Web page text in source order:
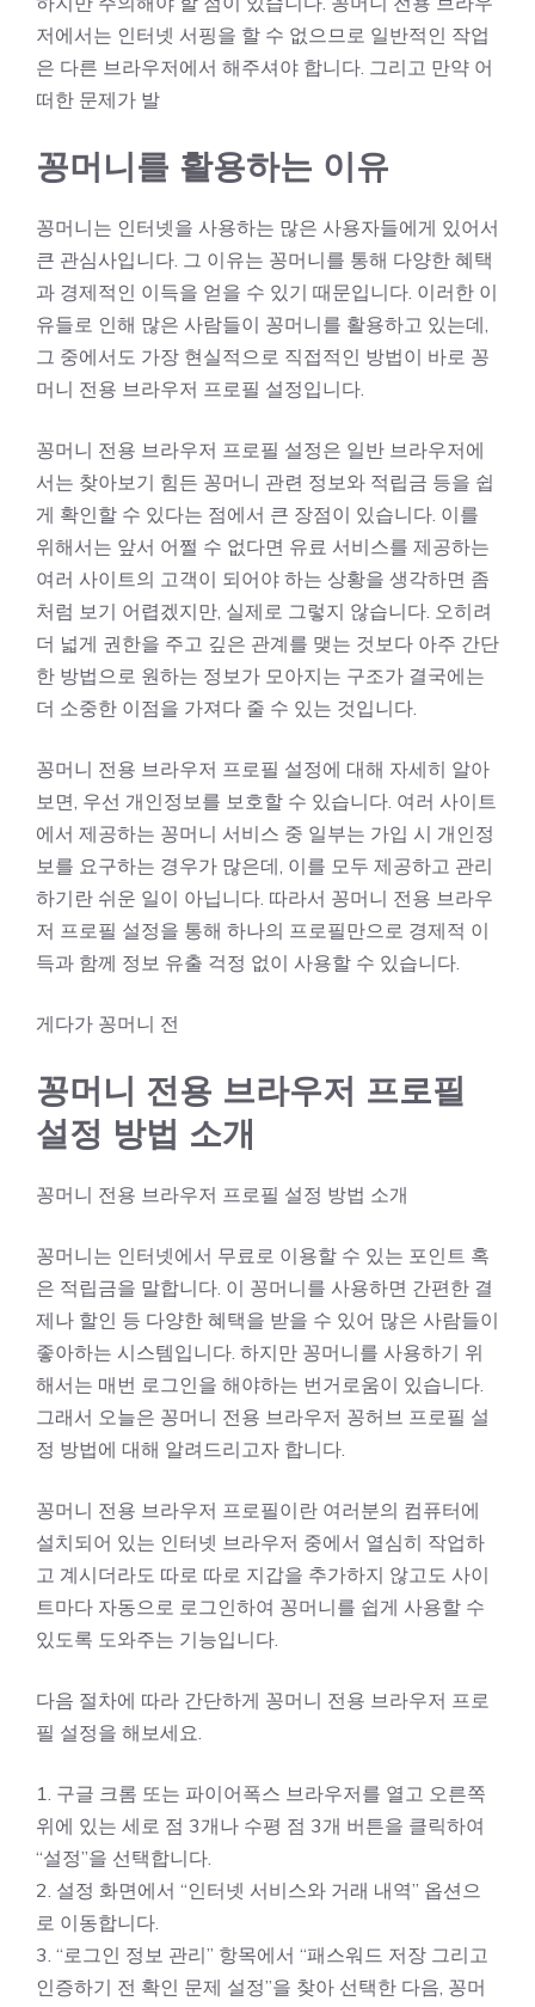
저에서는 인터넷 서핑을 할 수 없으므로 일반적인 작업
은 다른 브라우저에서 해주셔야 합니다. 그리고 만약 어
떠한 문제가 발
꽁머니를 활용하는 이유
꽁머니는 인터넷을 사용하는 많은 사용자들에게 있어서
큰 관심사입니다. 그 이유는 꽁머니를 통해 다양한 혜택
과 경제적인 이득을 얻을 수 있기 때문입니다. 이러한 이
유들로 인해 많은 사람들이 꽁머니를 활용하고 있는데,
그 중에서도 가장 현실적으로 직접적인 방법이 바로 꽁
머니 전용 브라우저 프로필 설정입니다.
꽁머니 전용 브라우저 프로필 설정은 일반 브라우저에
서는 찾아보기 힘든 꽁머니 관련 정보와 적립금 등을 쉽
게 확인할 수 있다는 점에서 큰 장점이 있습니다. 이를
위해서는 앞서 어쩔 수 없다면 유료 서비스를 제공하는
여러 사이트의 고객이 되어야 하는 상황을 생각하면 좀
처럼 보기 어렵겠지만, 실제로 그렇지 않습니다. 오히려
더 넓게 권한을 주고 깊은 관계를 맺는 것보다 아주 간단
한 방법으로 원하는 정보가 모아지는 구조가 결국에는
더 소중한 이점을 가져다 줄 수 있는 것입니다.
꽁머니 전용 브라우저 프로필 설정에 대해 자세히 알아
보면, 우선 개인정보를 보호할 수 있습니다. 여러 사이트
에서 제공하는 꽁머니 서비스 중 일부는 가입 시 개인정
보를 요구하는 경우가 많은데, 이를 모두 제공하고 관리
하기란 쉬운 일이 아닙니다. 따라서 꽁머니 전용 브라우
저 프로필 설정을 통해 하나의 프로필만으로 경제적 이
득과 함께 정보 유출 걱정 없이 사용할 수 있습니다.
게다가 꽁머니 전
꽁머니 전용 브라우저 프로필
설정 방법 소개
꽁머니 전용 브라우저 프로필 설정 방법 소개
꽁머니는 인터넷에서 무료로 이용할 수 있는 포인트 혹
은 적립금을 말합니다. 이 꽁머니를 사용하면 간편한 결
제나 할인 등 다양한 혜택을 받을 수 있어 많은 사람들이
좋아하는 시스템입니다. 하지만 꽁머니를 사용하기 위
해서는 매번 로그인을 해야하는 번거로움이 있습니다.
그래서 오늘은 꽁머니 전용 브라우저 꽁허브 프로필 설
정 방법에 대해 알려드리고자 합니다.
꽁머니 전용 브라우저 프로필이란 여러분의 컴퓨터에
설치되어 있는 인터넷 브라우저 중에서 열심히 작업하
고 계시더라도 따로 따로 지갑을 추가하지 않고도 사이
트마다 자동으로 로그인하여 꽁머니를 쉽게 사용할 수
있도록 도와주는 기능입니다.
다음 절차에 따라 간단하게 꽁머니 전용 브라우저 프로
필 설정을 해보세요.
1. 구글 크롬 또는 파이어폭스 브라우저를 열고 오른쪽
위에 있는 세로 점 3개나 수평 점 3개 버튼을 클릭하여
“설정”을 선택합니다.
2. 설정 화면에서 “인터넷 서비스와 거래 내역” 옵션으
로 이동합니다.
3. “로그인 정보 관리” 항목에서 “패스워드 저장 그리고
인증하기 전 확인 문제 설정”을 찾아 선택한 다음, 꽁머